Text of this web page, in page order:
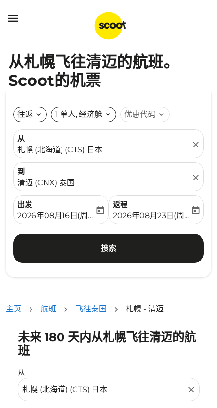

从札幌飞往清迈的航班。
Scoot的机票
往返 expand_more 1 单人, 经济舱 expand_more 优惠代码 expand_more
从
札幌 (北海道) (CTS) 日本
close
到
清迈 (CNX) 泰国
close
出发
fc-booking-departure-date-aria-label
2026年08月16日(周日)
today
返程
fc-booking-return-date-
2026年08月23日(周日)
today
搜索
主页 航班 飞往泰国 札幌 - 清迈
未来 180 天内从札幌飞往清迈的航
班
从
close
没有符合您的筛选条件的机票。请调整您的筛选条件。